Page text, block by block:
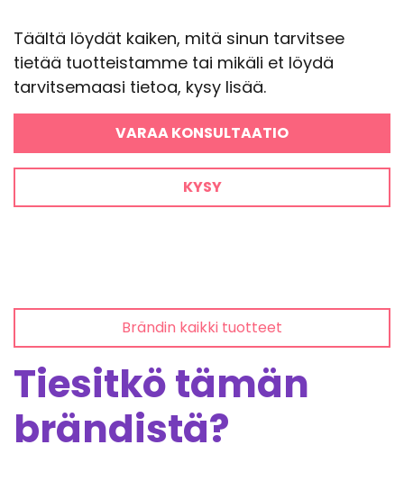
Täältä löydät kaiken, mitä sinun tarvitsee
tietää tuotteistamme tai mikäli et löydä
tarvitsemaasi tietoa, kysy lisää.
VARAA KONSULTAATIO
KYSY
Brändin kaikki tuotteet
Tiesitkö tämän
brändistä?